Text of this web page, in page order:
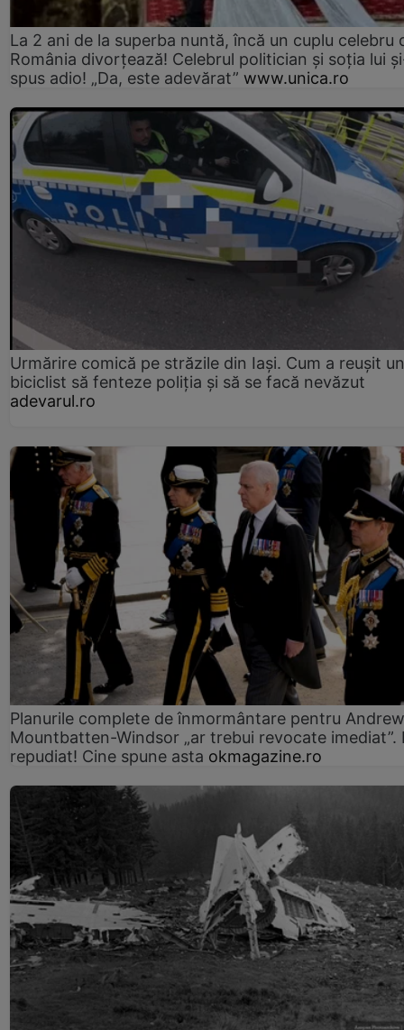
La 2 ani de la superba nuntă, încă un cuplu celebru
România divorțează! Celebrul politician și soția lui
spus adio! „Da, este adevărat” www.unica.ro
Urmărire comică pe străzile din Iași. Cum a reușit un
biciclist să fenteze poliția și să se facă nevăzut
adevarul.ro
Planurile complete de înmormântare pentru Andrew
Mountbatten-Windsor „ar trebui revocate imediat”.
repudiat! Cine spune asta okmagazine.ro